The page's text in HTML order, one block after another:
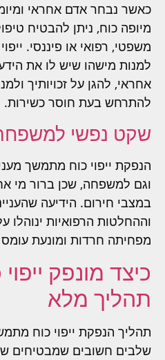
כאשר נבחר אדם אחראי
מיופה כוח, ניתן להבטיח
משפטי, רפואי או פיננסי.
למנות מישהו שיש לו את
אחראי, להגן על זכויותיך
להתרחש בעת חוסר כשירות.
שקט נפשי
הנפקת ייפוי כוח מתמשך
וגם למשפחה, שכן ברור מי
במצבי חירום. הידיעה
וההחלטות הרפואיות ינוהלו
מפחיתה חרדות ומונעת
כיצד מונפק
תהליך מלא
תהליך הנפקת ייפוי כוח
שלבים חשובים שמבטיחים